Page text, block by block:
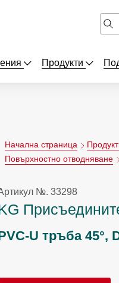
Продукти
Начална страница
Повърхностно отводняване
№. 33298
U тръба 45°,